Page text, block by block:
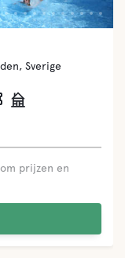
Sverige
prijzen en